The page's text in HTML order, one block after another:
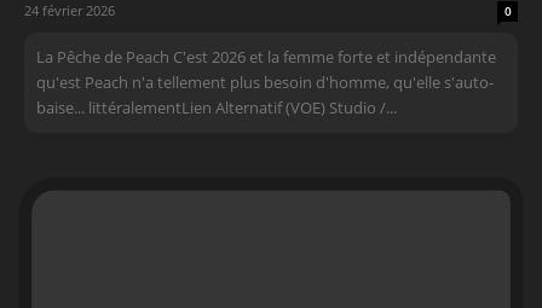
24 février 2026 0
La Pêche de Peach C'est 2026 et la femme forte et indépendante
qu'est Peach n'a tellement plus besoin d'homme, qu'elle s'auto-
baise... littéralementLien Alternatif (VOE) Studio /...